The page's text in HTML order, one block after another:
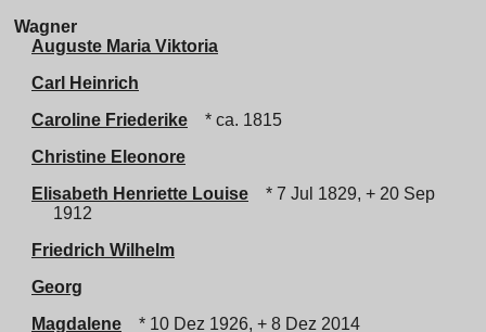
Wagner
Auguste Maria Viktoria
Carl Heinrich
Caroline Friederike
* ca. 1815
Christine Eleonore
Elisabeth Henriette Louise
* 7 Jul 1829, + 20 Sep
1912
Friedrich Wilhelm
Georg
Magdalene
* 10 Dez 1926, + 8 Dez 2014